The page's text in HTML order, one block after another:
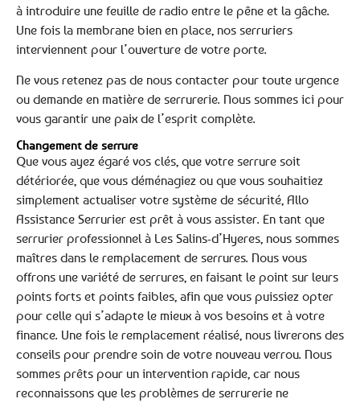
à introduire une feuille de radio entre le pêne et la gâche.
Une fois la membrane bien en place, nos serruriers
interviennent pour l’ouverture de votre porte.
Ne vous retenez pas de nous contacter pour toute urgence
ou demande en matière de serrurerie. Nous sommes ici pour
vous garantir une paix de l’esprit complète.
Changement de serrure
Que vous ayez égaré vos clés, que votre serrure soit
détériorée, que vous déménagiez ou que vous souhaitiez
simplement actualiser votre système de sécurité, Allo
Assistance Serrurier est prêt à vous assister. En tant que
serrurier professionnel à Les Salins-d’Hyeres, nous sommes
maîtres dans le remplacement de serrures. Nous vous
offrons une variété de serrures, en faisant le point sur leurs
points forts et points faibles, afin que vous puissiez opter
pour celle qui s’adapte le mieux à vos besoins et à votre
finance. Une fois le remplacement réalisé, nous livrerons des
conseils pour prendre soin de votre nouveau verrou. Nous
sommes prêts pour un intervention rapide, car nous
reconnaissons que les problèmes de serrurerie ne